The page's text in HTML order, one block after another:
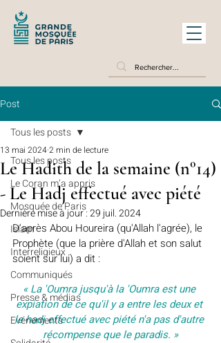
Post
Tous les posts
Le Coran m’a appris
Mosquée de Paris
Islam
Interreligieux
Communiqués
Presse & médias
Evénements
Tous les posts
Le Hadith de la semaine (n°14)
- Le Hadj effectué avec piété
13 mai 20242 min de lecture
Dernière mise à jour :29 juil. 2024
D'après Abou Houreira (qu'Allah l'agrée), le
Prophète (que la prière d'Allah et son salut
soient sur lui) a dit :
« La 'Oumra jusqu'à la 'Oumra est une
expiation de ce qu'il y a entre les deux et
le hadj effectué avec piété n'a pas d'autre
récompense que le paradis. »